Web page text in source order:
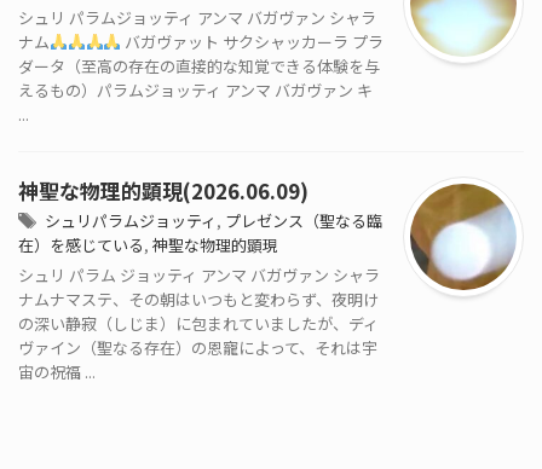
シュリ パラムジョッティ アンマ バガヴァン シャラ
ナム
バガヴァット サクシャッカーラ プラ
ダータ（至高の存在の直接的な知覚できる体験を与
えるもの）パラムジョッティ アンマ バガヴァン キ
...
神聖な物理的顕現(2026.06.09)
シュリパラムジョッティ , プレゼンス（聖なる臨
在）を感じている, 神聖な物理的顕現
シュリ パラム ジョッティ アンマ バガヴァン シャラ
ナムナマステ、その朝はいつもと変わらず、夜明け
の深い静寂（しじま）に包まれていましたが、ディ
ヴァイン（聖なる存在）の恩寵によって、それは宇
宙の祝福 ...